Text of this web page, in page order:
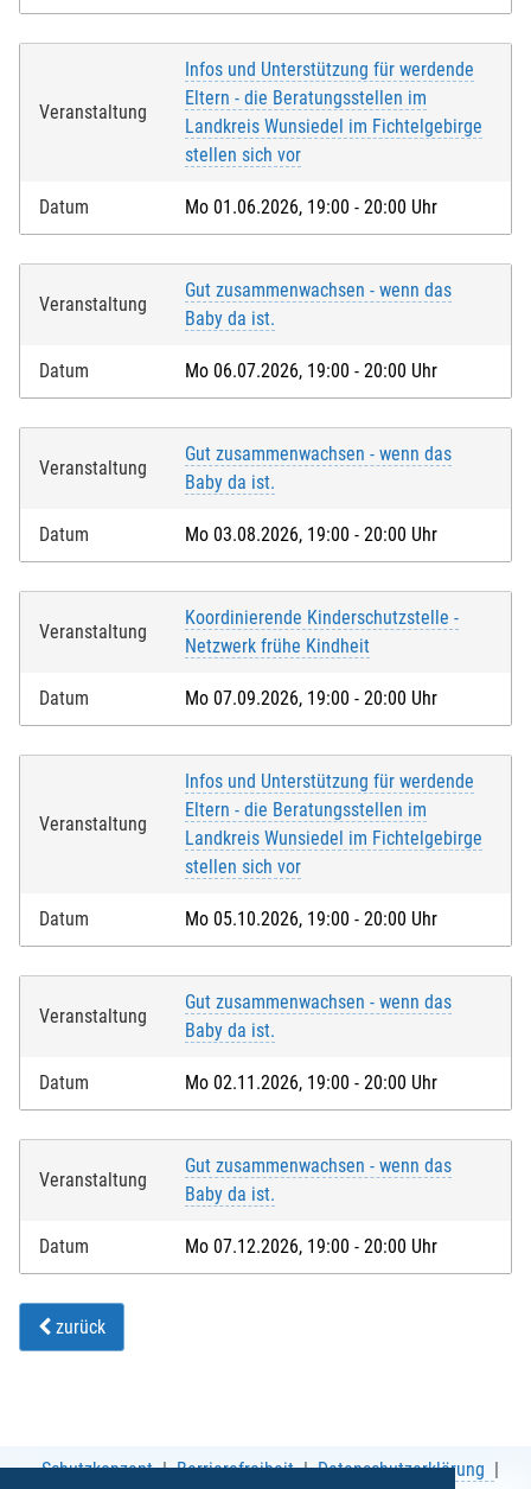
Veranstaltung
Infos und Unterstützung für werdende
Eltern - die Beratungsstellen im
Landkreis Wunsiedel im Fichtelgebirge
stellen sich vor
Datum Mo 01.06.2026, 19:00 - 20:00 Uhr
Veranstaltung
Gut zusammenwachsen - wenn das
Baby da ist.
Datum Mo 06.07.2026, 19:00 - 20:00 Uhr
Veranstaltung
Gut zusammenwachsen - wenn das
Baby da ist.
Datum Mo 03.08.2026, 19:00 - 20:00 Uhr
Veranstaltung
Koordinierende Kinderschutzstelle -
Netzwerk frühe Kindheit
Datum Mo 07.09.2026, 19:00 - 20:00 Uhr
Veranstaltung
Infos und Unterstützung für werdende
Eltern - die Beratungsstellen im
Landkreis Wunsiedel im Fichtelgebirge
stellen sich vor
Datum Mo 05.10.2026, 19:00 - 20:00 Uhr
Veranstaltung
Gut zusammenwachsen - wenn das
Baby da ist.
Datum Mo 02.11.2026, 19:00 - 20:00 Uhr
Veranstaltung
Gut zusammenwachsen - wenn das
Baby da ist.
Datum Mo 07.12.2026, 19:00 - 20:00 Uhr
zurück
Schutzkonzept Barrierefreiheit Datenschutzerklärung